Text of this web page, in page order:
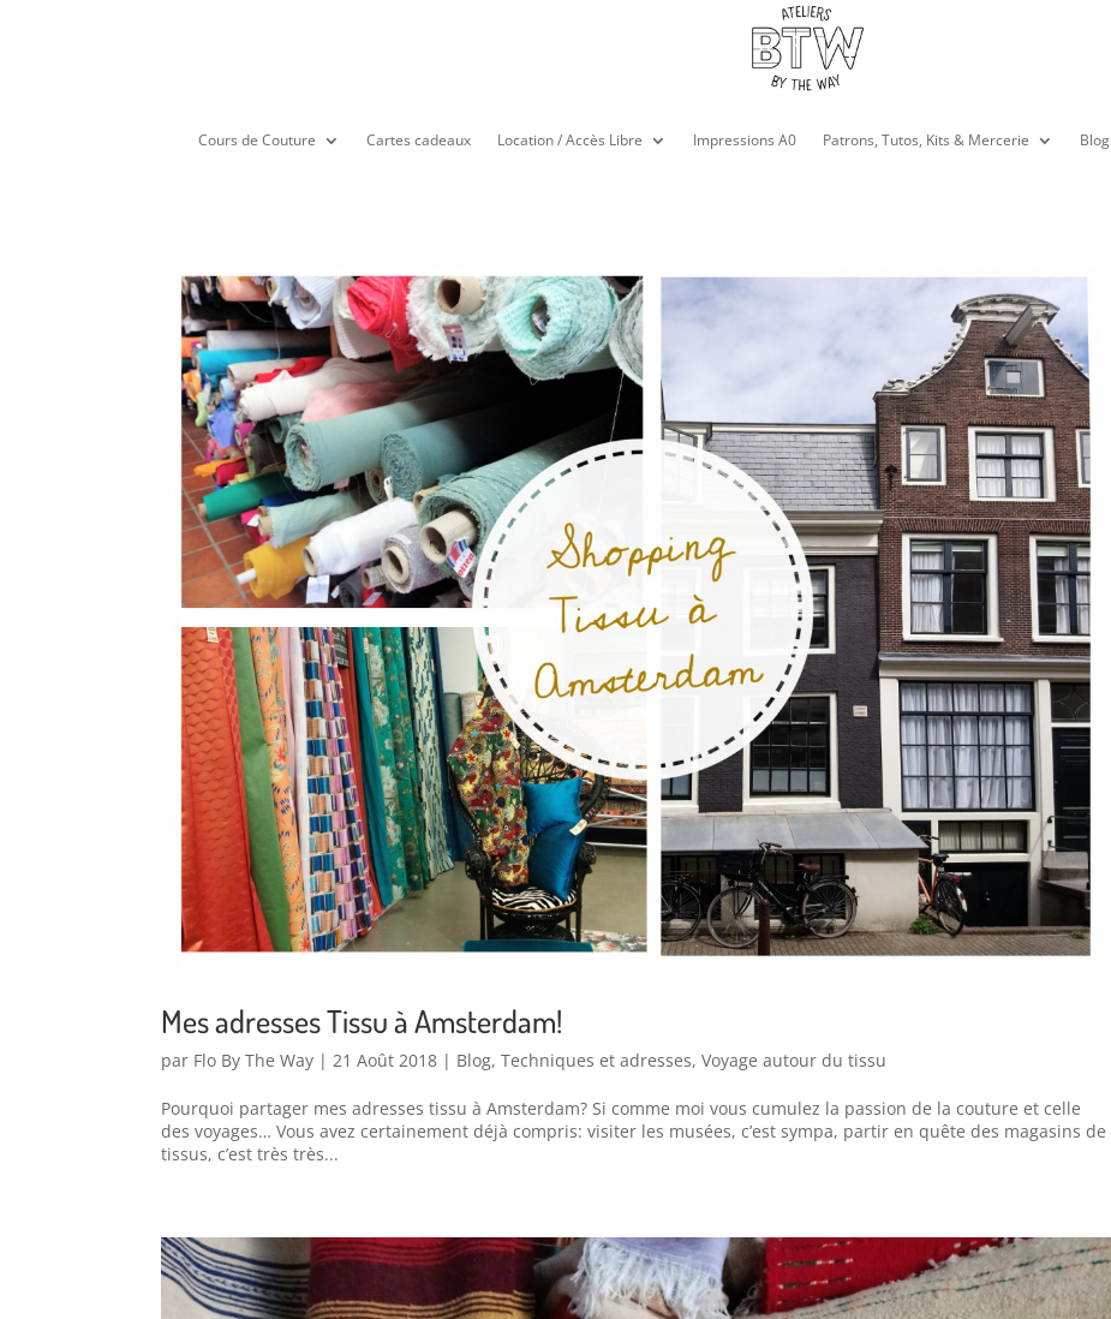
Cours de Couture Cartes cadeaux Location / Accès Libre Impressions A0 Patrons, Tutos, Kits & Mercerie Blog
Mes adresses Tissu à Amsterdam!
par Flo By The Way |21 Août 2018 | Blog,Techniques et adresses,Voyage autour du tissu
Pourquoi partager mes adresses tissu à Amsterdam? Si comme moi vous cumulez la passion de la couture et celle
des voyages… Vous avez certainement déjà compris: visiter les musées, c’est sympa, partir en quête des magasins de
tissus, c’est très très...